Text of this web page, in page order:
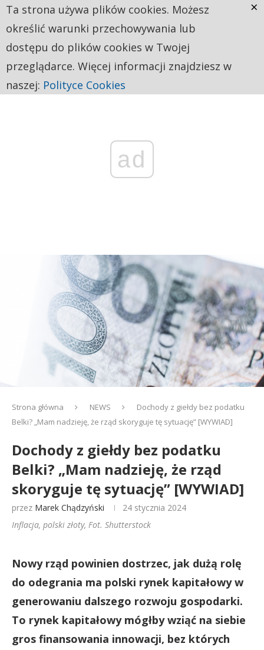
ad
Strona główna NEWS
Dochody z giełdy bez podatku
Belki? „Mam nadzieję, że rząd skoryguje tę sytuację” [WYWIAD]
Dochody z giełdy bez podatku
Belki? „Mam nadzieję, że rząd
skoryguje tę sytuację” [WYWIAD]
przez Marek Chądzyński
24 stycznia 2024
Inflacja, polski złoty, Fot. Shutterstock
Nowy rząd powinien dostrzec, jak dużą rolę
do odegrania ma polski rynek kapitałowy w
generowaniu dalszego rozwoju gospodarki.
To rynek kapitałowy mógłby wziąć na siebie
gros finansowania innowacji, bez których
Ta strona używa plików cookies. Możesz
określić warunki przechowywania lub
dostępu do plików cookies w Twojej
przeglądarce. Więcej informacji znajdziesz w
naszej: Polityce Cookies
×